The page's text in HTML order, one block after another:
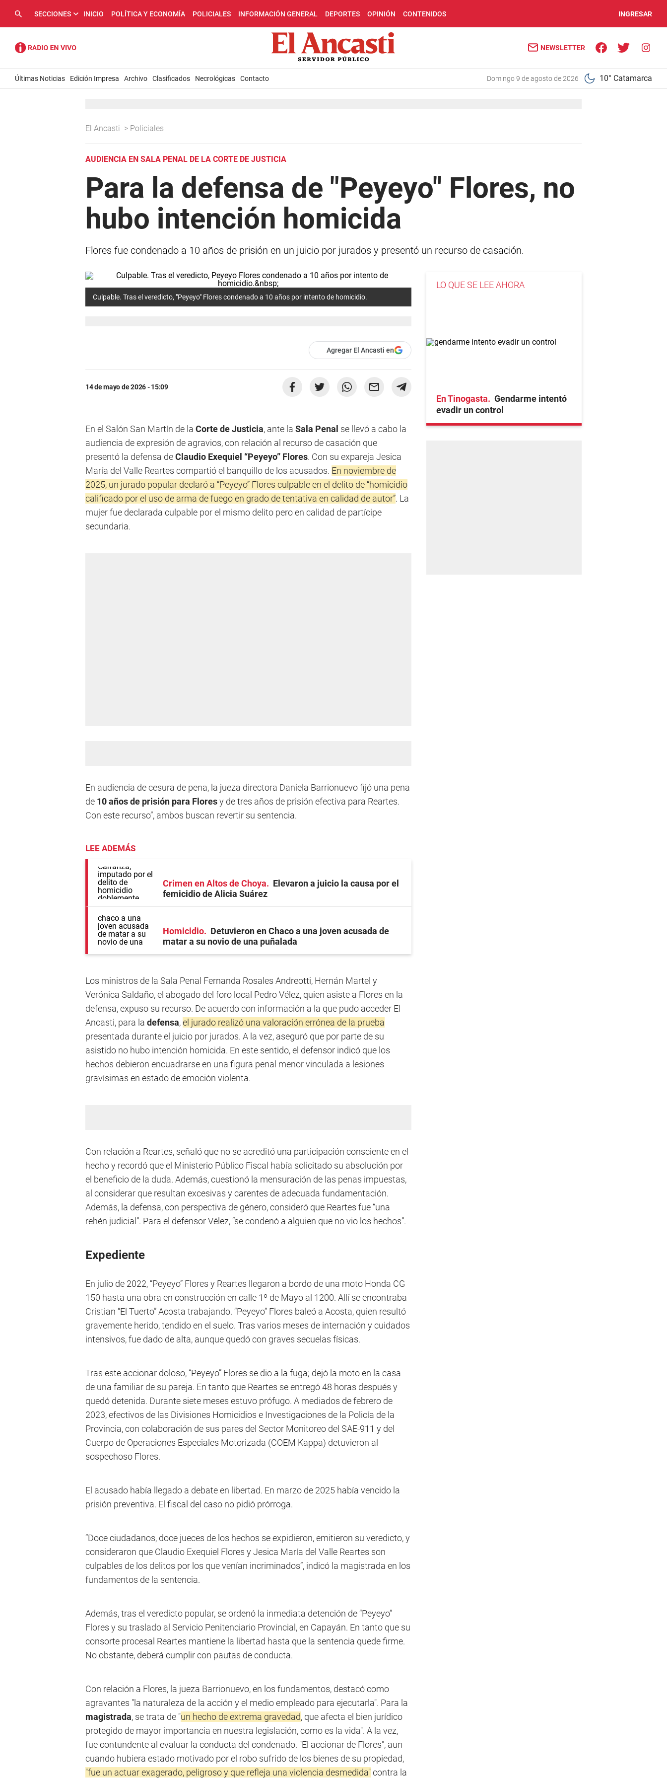
SECCIONES INICIO POLÍTICA Y ECONOMÍA POLICIALES INFORMACIÓN GENERAL DEPORTES OPINIÓN CONTENIDOS INGRESAR
NEWSLETTER
Últimas Noticias Edición Impresa Archivo Clasificados Necrológicas Contacto domingo 9 de agosto de 2026 10° Catamarca
El Ancasti > Policiales
AUDIENCIA EN SALA PENAL DE LA CORTE DE JUSTICIA
Para la defensa de "Peyeyo" Flores, no
hubo intención homicida
Flores fue condenado a 10 años de prisión en un juicio por jurados y presentó un recurso de casación.
Culpable. Tras el veredicto, "Peyeyo" Flores condenado a 10 años por intento de homicidio.
Agregar El Ancasti en
14 de mayo de 2026 - 15:09
En el Salón San Martín de la Corte de Justicia, ante la Sala Penal se llevó a cabo la
audiencia de expresión de agravios, con relación al recurso de casación que
presentó la defensa deClaudio Exequiel “Peyeyo” Flores. Con su expareja Jesica
María del Valle Reartes compartió el banquillo de los acusados. En noviembre de
2025, un jurado popular declaró a “Peyeyo” Flores culpable en el delito de “homicidio
calificado por el uso de arma de fuego en grado de tentativa en calidad de autor”. La
mujer fue declarada culpable por el mismo delito pero en calidad de partícipe
secundaria.
En audiencia de cesura de pena, la jueza directora Daniela Barrionuevo fijó una pena
de 10 años de prisión para Floresy de tres años de prisión efectiva para Reartes.
Con este recurso”, ambos buscan revertir su sentencia.
LEE ADEMÁS
Crimen en Altos de Choya
Elevaron a juicio la causa por el
femicidio de Alicia Suárez
Homicidio
Detuvieron en Chaco a una joven acusada de
matar a su novio de una puñalada
Los ministros de la Sala Penal Fernanda Rosales Andreotti, Hernán Martel y
Verónica Saldaño, el abogado del foro local Pedro Vélez, quien asiste a Flores en la
defensa, expuso su recurso. De acuerdo con información a la que pudo acceder El
Ancasti, para la defensa,el jurado realizó una valoración errónea de la prueba
presentada durante el juicio por jurados. A la vez, aseguró que por parte de su
asistido no hubo intención homicida. En este sentido, el defensor indicó que los
hechos debieron encuadrarse en una figura penal menor vinculada a lesiones
gravísimas en estado de emoción violenta.
Con relación a Reartes, señaló que no se acreditó una participación consciente en el
hecho y recordó que el Ministerio Público Fiscal había solicitado su absolución por
el beneficio de la duda. Además, cuestionó la mensuración de las penas impuestas,
al considerar que resultan excesivas y carentes de adecuada fundamentación.
Además, la defensa, con perspectiva de género, consideró que Reartes fue “una
rehén judicial”. Para el defensor Vélez, “se condenó a alguien que no vio los hechos”.
Expediente
En julio de 2022, “Peyeyo” Flores y Reartes llegaron a bordo de una moto Honda CG
150 hasta una obra en construcción en calle 1º de Mayo al 1200. Allí se encontraba
Cristian “El Tuerto” Acosta trabajando. “Peyeyo” Flores baleó a Acosta, quien resultó
gravemente herido, tendido en el suelo. Tras varios meses de internación y cuidados
intensivos, fue dado de alta, aunque quedó con graves secuelas físicas.
Tras este accionar doloso, “Peyeyo” Flores se dio a la fuga; dejó la moto en la casa
de una familiar de su pareja. En tanto que Reartes se entregó 48 horas después y
quedó detenida. Durante siete meses estuvo prófugo. A mediados de febrero de
2023, efectivos de las Divisiones Homicidios e Investigaciones de la Policía de la
Provincia, con colaboración de sus pares del Sector Monitoreo del SAE-911 y del
Cuerpo de Operaciones Especiales Motorizada (COEM Kappa) detuvieron al
sospechoso Flores.
El acusado había llegado a debate en libertad. En marzo de 2025 había vencido la
prisión preventiva. El fiscal del caso no pidió prórroga.
“Doce ciudadanos, doce jueces de los hechos se expidieron, emitieron su veredicto, y
consideraron que Claudio Exequiel Flores y Jesica María del Valle Reartes son
culpables de los delitos por los que venían incriminados”, indicó la magistrada en los
fundamentos de la sentencia.
Además, tras el veredicto popular, se ordenó la inmediata detención de “Peyeyo”
Flores y su traslado al Servicio Penitenciario Provincial, en Capayán. En tanto que su
consorte procesal Reartes mantiene la libertad hasta que la sentencia quede firme.
No obstante, deberá cumplir con pautas de conducta.
Con relación a Flores, la jueza Barrionuevo, en los fundamentos, destacó como
agravantes "la naturaleza de la acción y el medio empleado para ejecutarla". Para la
magistrada, se trata de "un hecho de extrema gravedad, que afecta el bien jurídico
protegido de mayor importancia en nuestra legislación, como es la vida". A la vez,
fue contundente al evaluar la conducta del condenado. "El accionar de Flores", aun
cuando hubiera estado motivado por el robo sufrido de los bienes de su propiedad,
"fue un actuar exagerado, peligroso y que refleja una violencia desmedida"contra la
LO QUE SE LEE AHORA
En Tinogasta
Gendarme intentó
evadir un control